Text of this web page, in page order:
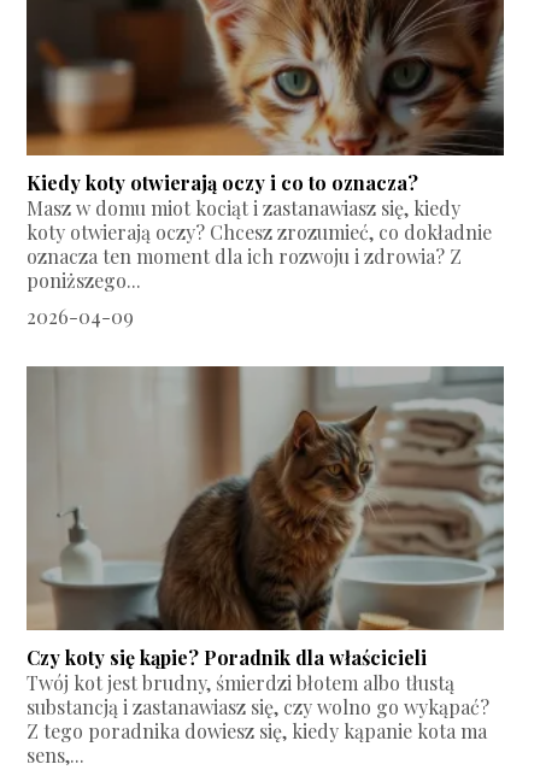
Kiedy koty otwierają oczy i co to oznacza?
Masz w domu miot kociąt i zastanawiasz się, kiedy
koty otwierają oczy? Chcesz zrozumieć, co dokładnie
oznacza ten moment dla ich rozwoju i zdrowia? Z
poniższego...
2026-04-09
Czy koty się kąpie? Poradnik dla właścicieli
Twój kot jest brudny, śmierdzi błotem albo tłustą
substancją i zastanawiasz się, czy wolno go wykąpać?
Z tego poradnika dowiesz się, kiedy kąpanie kota ma
sens,...